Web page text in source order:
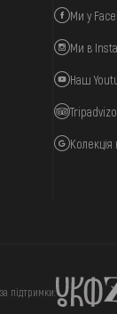
Ми у
Ми в
Наш
підтримки: